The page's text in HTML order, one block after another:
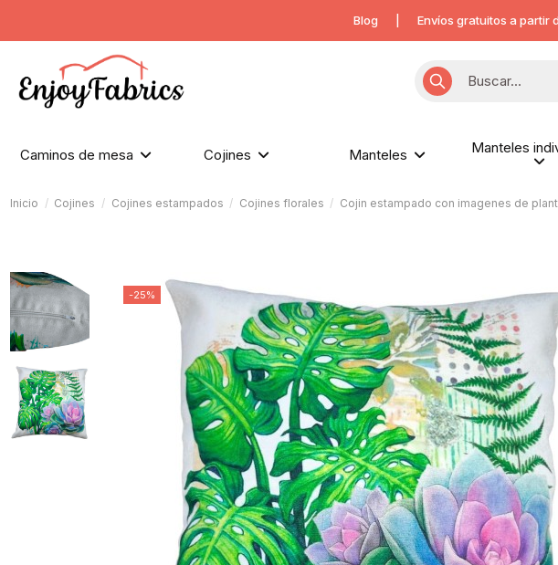
Blog Envíos gratuitos a partir
Caminos de mesa Cojines Manteles Manteles
Inicio Cojines Cojines estampados Cojines florales Cojin estampado con imagenes de
-25%